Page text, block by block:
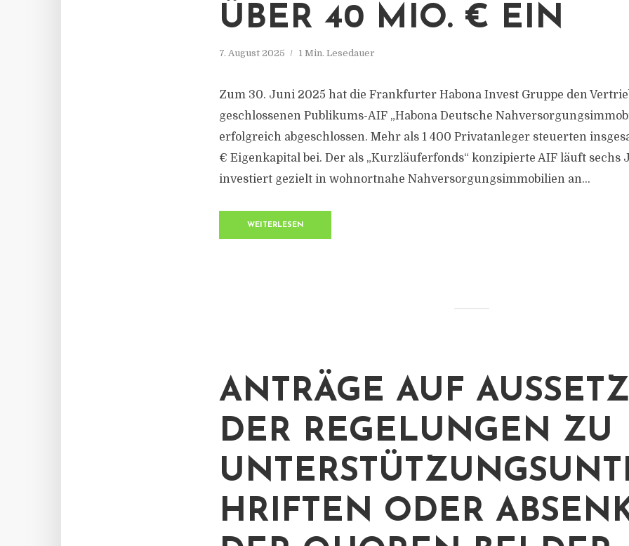
ÜBER 40 MIO. € EIN
7. August 2025 1 Min. Lesedauer
Zum 30. Juni 2025 hat die Frankfurter Habona Invest Gruppe den
geschlossenen Publikums-AIF „Habona Deutsche
erfolgreich abgeschlossen. Mehr als 1 400 Privatanleger steuerten
€ Eigenkapital bei. Der als „Kurzläuferfonds“ konzipierte AIF läuft sechs
investiert gezielt in wohnortnahe Nahversorgungsimmobilien an...
WEITERLESEN
ANTRÄGE AUF
DER REGELUNGEN ZU
HRIFTEN ODER